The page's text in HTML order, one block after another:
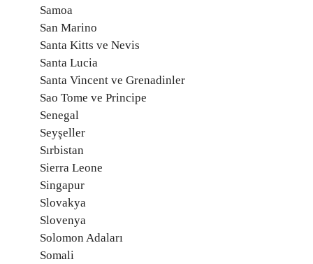
Samoa
San Marino
Santa Kitts ve Nevis
Santa Lucia
Santa Vincent ve Grenadinler
Sao Tome ve Principe
Senegal
Seyşeller
Sırbistan
Sierra Leone
Singapur
Slovakya
Slovenya
Solomon Adaları
Somali